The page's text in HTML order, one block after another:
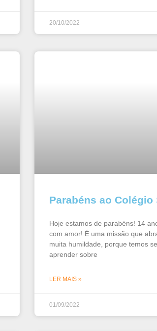
20/10/2022
Parabéns ao Colégio
Hoje estamos de parabéns! 14
com amor! É uma missão que
muita humildade, porque temos
aprender sobre
LER MAIS »
01/09/2022